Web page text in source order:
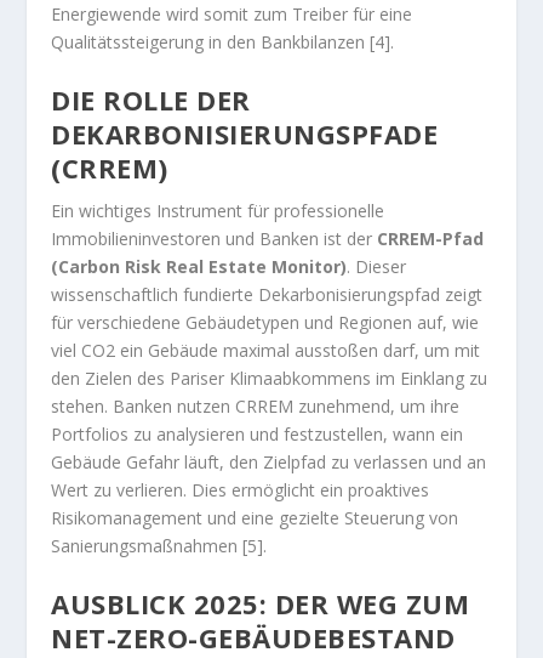
Energiewende wird somit zum Treiber für eine
Qualitätssteigerung in den Bankbilanzen [4].
DIE ROLLE DER
DEKARBONISIERUNGSPFADE
(CRREM)
Ein wichtiges Instrument für professionelle
Immobilieninvestoren und Banken ist der CRREM-Pfad
(Carbon Risk Real Estate Monitor). Dieser
wissenschaftlich fundierte Dekarbonisierungspfad zeigt
für verschiedene Gebäudetypen und Regionen auf, wie
viel CO2 ein Gebäude maximal ausstoßen darf, um mit
den Zielen des Pariser Klimaabkommens im Einklang zu
stehen. Banken nutzen CRREM zunehmend, um ihre
Portfolios zu analysieren und festzustellen, wann ein
Gebäude Gefahr läuft, den Zielpfad zu verlassen und an
Wert zu verlieren. Dies ermöglicht ein proaktives
Risikomanagement und eine gezielte Steuerung von
Sanierungsmaßnahmen [5].
AUSBLICK 2025: DER WEG ZUM
NET-ZERO-GEBÄUDEBESTAND